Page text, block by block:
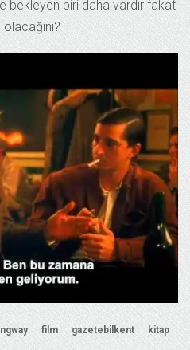
bekleyen biri daha vardır fakat
film gazetebilkent kitap